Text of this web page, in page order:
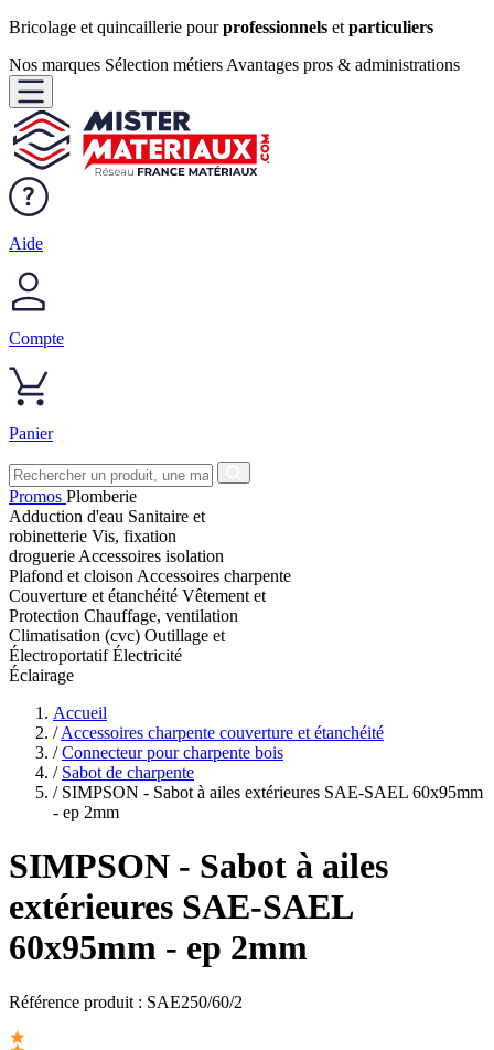
Bricolage et quincaillerie pourprofessionnels et particuliers
Nos marques Sélection métiers Avantages pros & administrations
Aide
Compte
Panier
Promos Plomberie
Adduction d'eau Sanitaire et
robinetterie Vis, fixation
droguerie Accessoires isolation
Plafond et cloison Accessoires charpente
Couverture et étanchéité Vêtement et
Protection Chauffage, ventilation
Climatisation (cvc) Outillage et
ÉlectroportatifÉlectricité
Éclairage
Accueil
/ Accessoires charpente couverture et étanchéité
/ Connecteur pour charpente bois
/ Sabot de charpente
/ SIMPSON - Sabot à ailes extérieures SAE-SAEL 60x95mm
- ep 2mm
SIMPSON - Sabot à ailes
extérieures SAE-SAEL
60x95mm - ep 2mm
Référence produit : SAE250/60/2